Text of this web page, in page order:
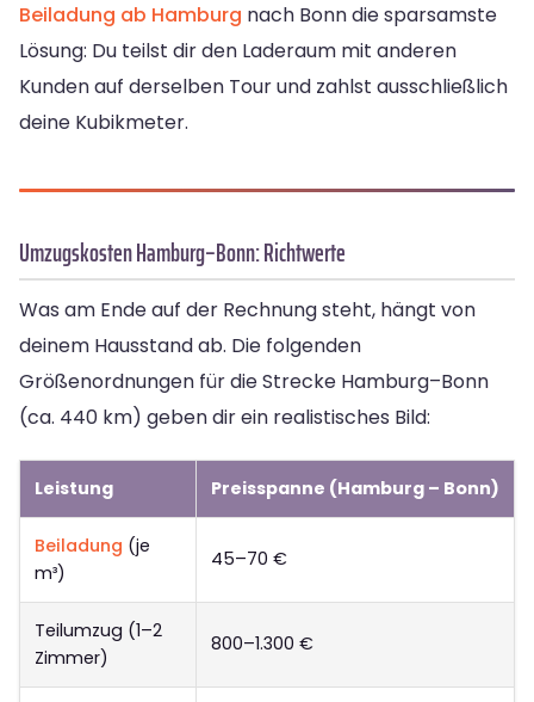
Beiladung ab Hamburg nach Bonn die sparsamste
Lösung: Du teilst dir den Laderaum mit anderen
Kunden auf derselben Tour und zahlst ausschließlich
deine Kubikmeter.
Umzugskosten Hamburg–Bonn: Richtwerte
Was am Ende auf der Rechnung steht, hängt von
deinem Hausstand ab. Die folgenden
Größenordnungen für die Strecke Hamburg–Bonn
(ca. 440 km) geben dir ein realistisches Bild:
Leistung Preisspanne (Hamburg – Bonn)
Beiladung (je
m³)
45–70 €
Teilumzug (1–2
Zimmer)
800–1.300 €